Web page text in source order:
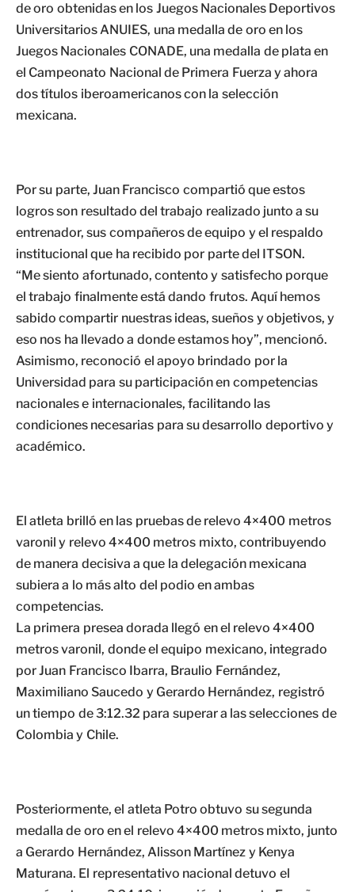
de oro obtenidas en los Juegos Nacionales Deportivos
Universitarios ANUIES, una medalla de oro en los
Juegos Nacionales CONADE, una medalla de plata en
el Campeonato Nacional de Primera Fuerza y ahora
dos títulos iberoamericanos con la selección
mexicana.
Por su parte, Juan Francisco compartió que estos
logros son resultado del trabajo realizado junto a su
entrenador, sus compañeros de equipo y el respaldo
institucional que ha recibido por parte del ITSON.
“Me siento afortunado, contento y satisfecho porque
el trabajo finalmente está dando frutos. Aquí hemos
sabido compartir nuestras ideas, sueños y objetivos, y
eso nos ha llevado a donde estamos hoy”, mencionó.
Asimismo, reconoció el apoyo brindado por la
Universidad para su participación en competencias
nacionales e internacionales, facilitando las
condiciones necesarias para su desarrollo deportivo y
académico.
El atleta brilló en las pruebas de relevo 4×400 metros
varonil y relevo 4×400 metros mixto, contribuyendo
de manera decisiva a que la delegación mexicana
subiera a lo más alto del podio en ambas
competencias.
La primera presea dorada llegó en el relevo 4×400
metros varonil, donde el equipo mexicano, integrado
por Juan Francisco Ibarra, Braulio Fernández,
Maximiliano Saucedo y Gerardo Hernández, registró
un tiempo de 3:12.32 para superar a las selecciones de
Colombia y Chile.
Posteriormente, el atleta Potro obtuvo su segunda
medalla de oro en el relevo 4×400 metros mixto, junto
a Gerardo Hernández, Alisson Martínez y Kenya
Maturana. El representativo nacional detuvo el